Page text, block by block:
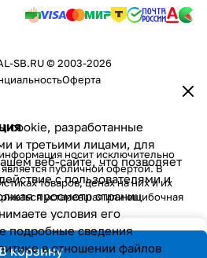
корзину
cookie, разработанные
и третьими лицами, для
веб-сайте, что позволяет
с пользователями и
просмотр страниц
условия его
подробные сведения
в отношении файлов
SB.RU © 2003-2026
Оферта
носит исключительно
публичной офертой. В
товаров, ценах на них и их
устаревшая или ошибочная